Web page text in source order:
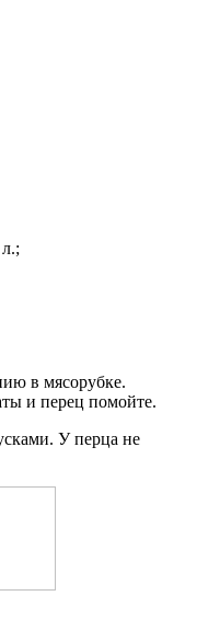
в мясорубке.
и перец помойте.
У перца не